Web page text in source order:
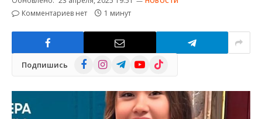
Комментариев нет 1 минут
Подпишись FacebookInstagramTelegramYouTube
TikTok